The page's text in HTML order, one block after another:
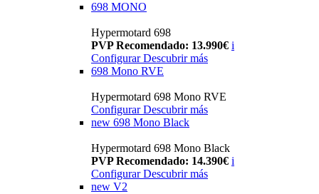
698 MONO
Hypermotard 698
PVP Recomendado: 13.990€ i
ConfigurarDescubrir más
698 Mono RVE
Hypermotard 698 Mono RVE
Configurar Descubrir más
new 698 Mono Black
Hypermotard 698 Mono Black
PVP Recomendado: 14.390€ i
Configurar Descubrir más
new V2